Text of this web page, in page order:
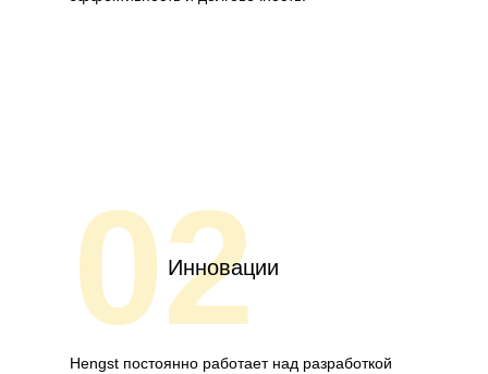
02
Инновации
Hengst постоянно работает над разработкой